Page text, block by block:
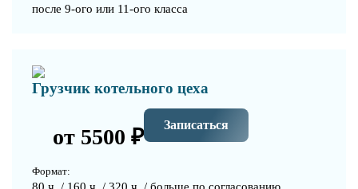
после 9-ого или 11-ого класса
Грузчик котельного цеха
от 5500 ₽ Записаться
Формат:
80 ч. / 160 ч. / 320 ч. / больше по согласованию